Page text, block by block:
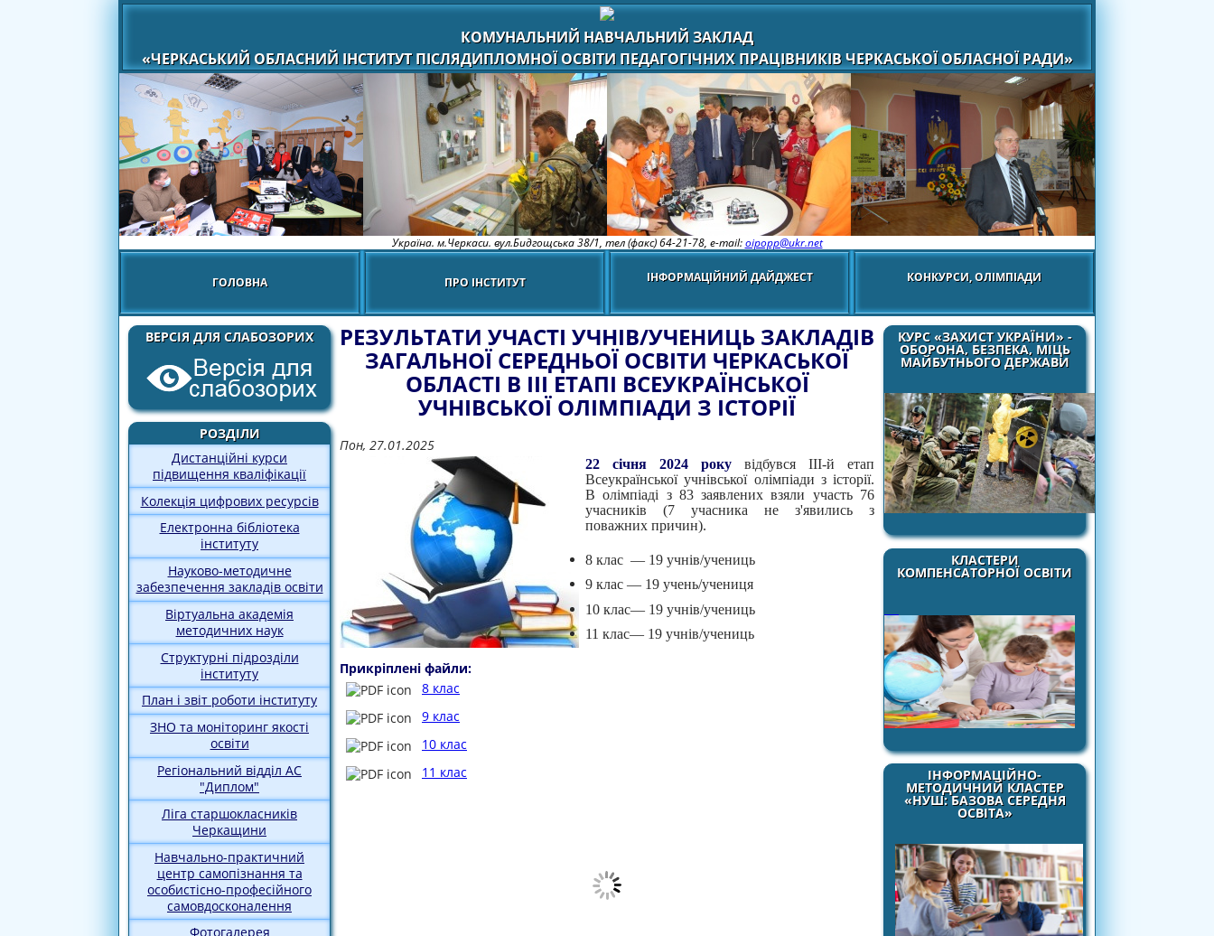
КОМУНАЛЬНИЙ НАВЧАЛЬНИЙ ЗАКЛАД
«ЧЕРКАСЬКИЙ ОБЛАСНИЙ ІНСТИТУТ ПІСЛЯДИПЛОМНОЇ ОСВІТИ ПЕДАГОГІЧНИХ ПРАЦІВНИКІВ ЧЕРКАСЬКОЇ ОБЛАСНОЇ РАДИ»
Україна. м.Черкаси. вул.Бидгощська 38/1, тел (факс) 64-21-78, e-mail:oipopp@ukr.net
ГОЛОВНА ПРО ІНСТИТУТ ІНФОРМАЦІЙНИЙ ДАЙДЖЕСТ КОНКУРСИ, ОЛІМПІАДИ
ВЕРСІЯ ДЛЯ СЛАБОЗОРИХ
РОЗДІЛИ
Дистанційні курси
підвищення кваліфікації
Колекція цифрових ресурсів
Електронна бібліотека
інституту
Науково-методичне
забезпечення закладів освіти
Віртуальна академія
методичних наук
Структурні підрозділи
інституту
План і звіт роботи інституту
ЗНО та моніторинг якості
освіти
Регіональний відділ АС
"Диплом"
Ліга старшокласників
Черкащини
Навчально-практичний
центр самопізнання та
особистісно-професійного
самовдосконалення
Фотогалерея
КУРС «ЗАХИСТ УКРАЇНИ» -
ОБОРОНА, БЕЗПЕКА, МІЦЬ
МАЙБУТНЬОГО ДЕРЖАВИ
КЛАСТЕРИ
КОМПЕНСАТОРНОЇ ОСВІТИ
ІНФОРМАЦІЙНО-
МЕТОДИЧНИЙ КЛАСТЕР
«НУШ: БАЗОВА СЕРЕДНЯ
ОСВІТА»
РЕЗУЛЬТАТИ УЧАСТІ УЧНІВ/УЧЕНИЦЬ ЗАКЛАДІВ
ЗАГАЛЬНОЇ СЕРЕДНЬОЇ ОСВІТИ ЧЕРКАСЬКОЇ
ОБЛАСТІ В III ЕТАПІ ВСЕУКРАЇНСЬКОЇ
УЧНІВСЬКОЇ ОЛІМПІАДИ З ІСТОРІЇ
Пон, 27.01.2025
22 січня 2024 року відбувся III-й етап
Всеукраїнської учнівської олімпіади з історії.
В олімпіаді з 83 заявлених взяли участь 76
учасників (7 учасника не з'явились з
поважних причин).
8 клас — 19 учнів/учениць
9 клас — 19 учень/учениця
10 клас— 19 учнів/учениць
11 клас— 19 учнів/учениць
Прикріплені файли:
8 клас
9 клас
10 клас
11 клас